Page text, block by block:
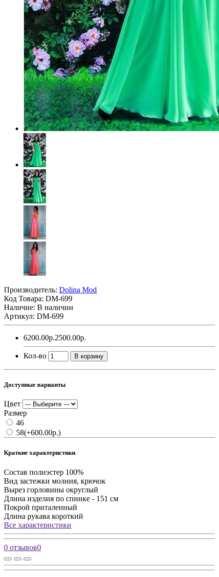
Производитель: Dolina Mod
Код Товара: DM-699
Наличие: В наличии
Артикул: DM-699
6200.00р.2500.00р.
Кол-во В корзину
Доступные варианты
Цвет
Размер
46
58(+600.00р.)
Краткие характеристики
Состав полиэстер 100%
Вид застежки молния, крючок
Вырез горловины округлый
Длина изделия по спинке - 151 см
Покрой приталенный
Длина рукава короткий
Все характеристики
0 отзывов0